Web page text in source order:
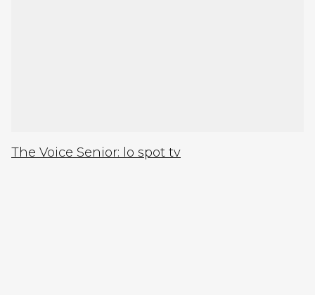
The Voice Senior: lo spot tv